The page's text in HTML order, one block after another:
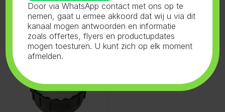
Flessen en Doppen,Doppen
38mm,Zwart
Dop 38mm Zwart Folie
Flessen en Doppen, Flessen
38mm, Wit
Fles 38mm Wit 500ml
Door via WhatsApp contact met ons op te
nemen, gaat u ermee akkoord dat wij u via dit
kanaal mogen antwoorden en informatie
zoals offertes, flyers en productupdates
mogen toesturen. U kunt zich op elk moment
afmelden.